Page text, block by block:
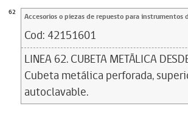
62 Accesorios o piezas de repuesto para instrumentos
Cod: 42151601
LINEA 62. CUBETA METÁLICA
Cubeta metálica perforada,
autoclavable.